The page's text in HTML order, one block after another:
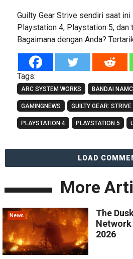
Guilty Gear Strive sendiri saat
Playstation 4, Playstation 5, dan
Bagaimana dengan Anda?
Tags:
ARC SYSTEM WORKS BANDAI
GAMINGNEWS GUILTY GEAR: STRIVE
PLAYSTATION 4 PLAYSTATION 5
LOAD
More
News
The
Network
2026